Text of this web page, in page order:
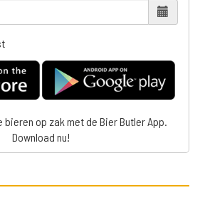
op zak met de Bier Butler App.
Download nu!